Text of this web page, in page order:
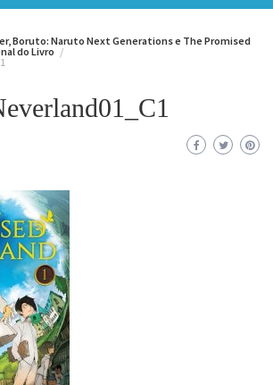
Boruto: Naruto Next Generations e The Promised
do Livro